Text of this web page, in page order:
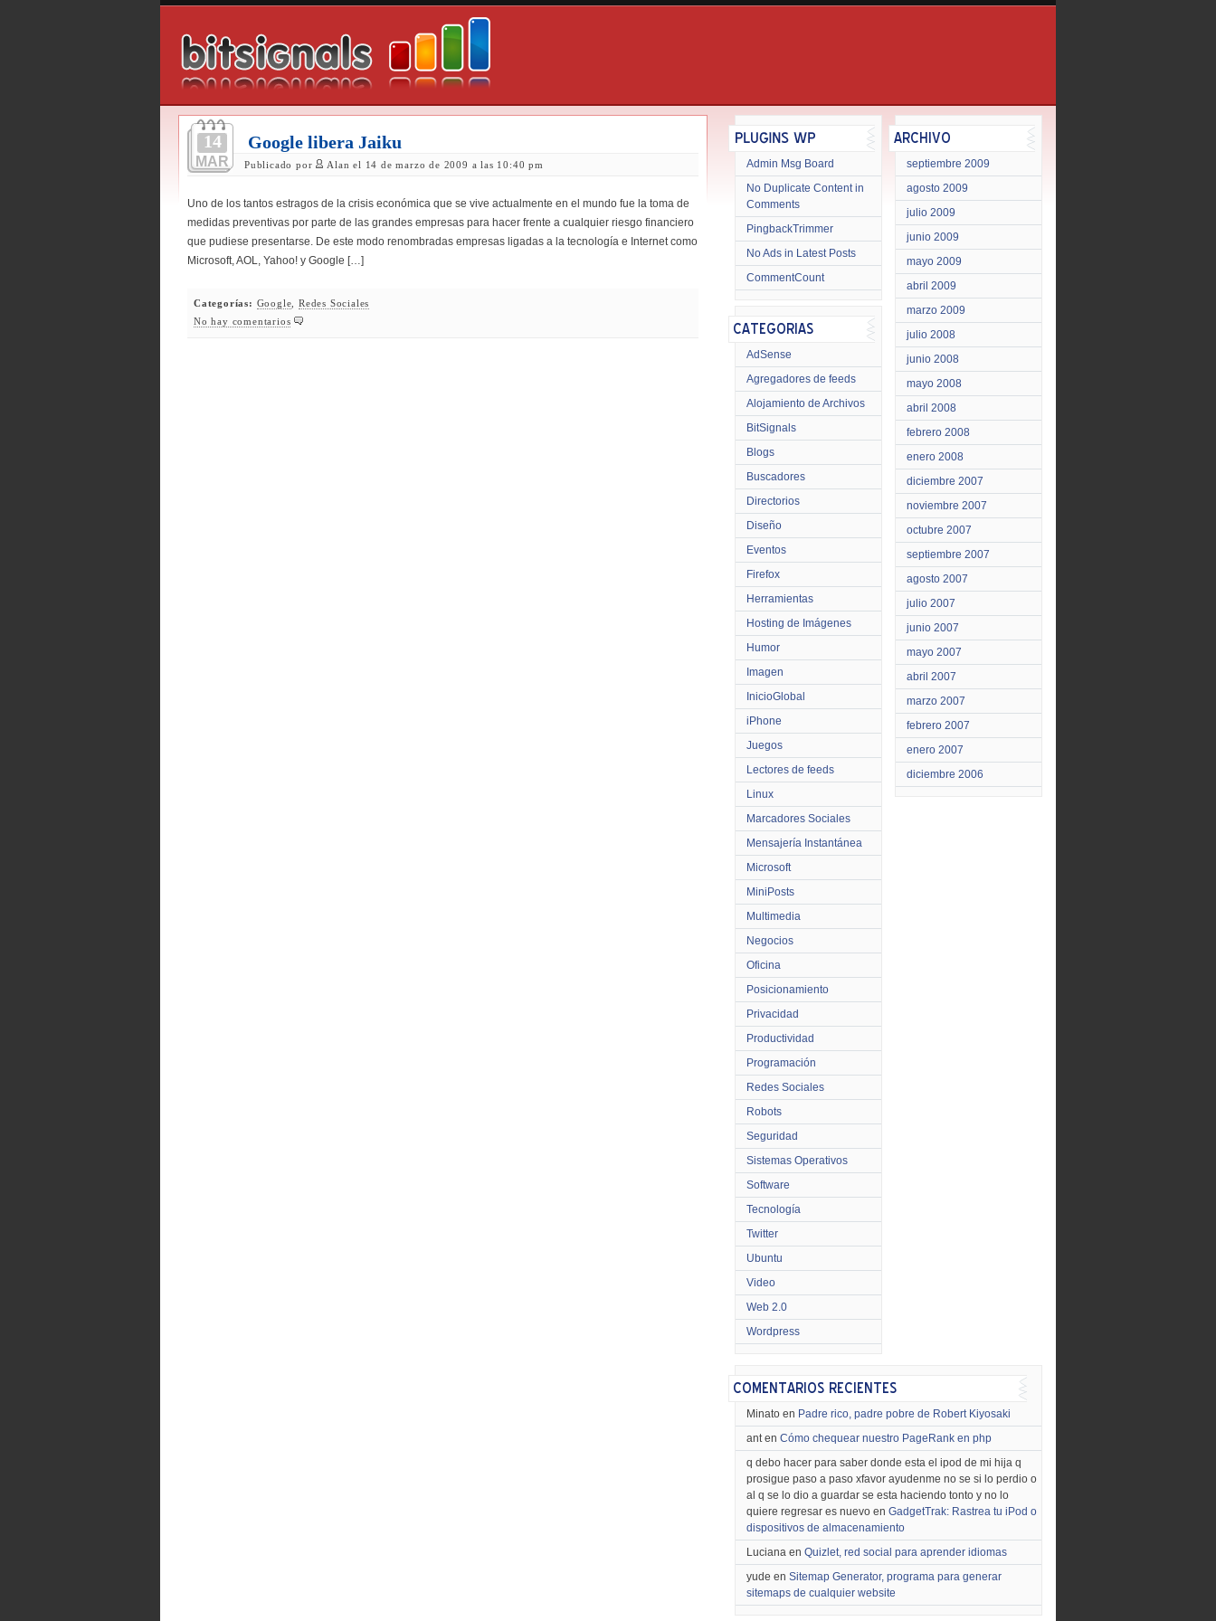
14
MAR
Google libera Jaiku
Publicado por Alan el 14 de marzo de 2009 a las 10:40 pm
Uno de los tantos estragos de la crisis económica que se vive actualmente en el mundo fue la toma de
medidas preventivas por parte de las grandes empresas para hacer frente a cualquier riesgo financiero
que pudiese presentarse. De este modo renombradas empresas ligadas a la tecnología e Internet como
Microsoft, AOL, Yahoo! y Google […]
Categorías: Google ,Redes Sociales
No hay comentarios
Admin Msg Board
No Duplicate Content in
Comments
PingbackTrimmer
No Ads in Latest Posts
CommentCount
AdSense
Agregadores de feeds
Alojamiento de Archivos
BitSignals
Blogs
Buscadores
Directorios
Diseño
Eventos
Firefox
Herramientas
Hosting de Imágenes
Humor
Imagen
InicioGlobal
iPhone
Juegos
Lectores de feeds
Linux
Marcadores Sociales
Mensajería Instantánea
Microsoft
MiniPosts
Multimedia
Negocios
Oficina
Posicionamiento
Privacidad
Productividad
Programación
Redes Sociales
Robots
Seguridad
Sistemas Operativos
Software
Tecnología
Twitter
Ubuntu
Video
Web 2.0
Wordpress
septiembre 2009
agosto 2009
julio 2009
junio 2009
mayo 2009
abril 2009
marzo 2009
julio 2008
junio 2008
mayo 2008
abril 2008
febrero 2008
enero 2008
diciembre 2007
noviembre 2007
octubre 2007
septiembre 2007
agosto 2007
julio 2007
junio 2007
mayo 2007
abril 2007
marzo 2007
febrero 2007
enero 2007
diciembre 2006
Minato en Padre rico, padre pobre de Robert Kiyosaki
ant en Cómo chequear nuestro PageRank en php
q debo hacer para saber donde esta el ipod de mi hija q
prosigue paso a paso xfavor ayudenme no se si lo perdio o
al q se lo dio a guardar se esta haciendo tonto y no lo
quiere regresar es nuevo en GadgetTrak: Rastrea tu iPod o
dispositivos de almacenamiento
Luciana en Quizlet, red social para aprender idiomas
yude en Sitemap Generator, programa para generar
sitemaps de cualquier website